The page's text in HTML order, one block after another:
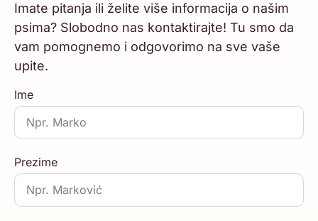
Imate pitanja ili želite više informacija o našim
psima? Slobodno nas kontaktirajte! Tu smo da
vam pomognemo i odgovorimo na sve vaše
upite.
Ime
Prezime